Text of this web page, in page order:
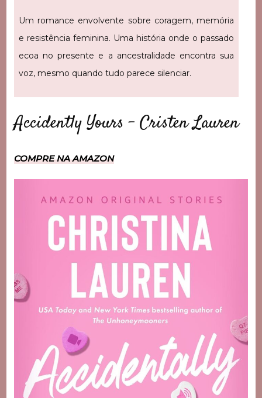
Um romance envolvente sobre coragem, memória
e resistência feminina. Uma história onde o passado
ecoa no presente e a ancestralidade encontra sua
voz, mesmo quando tudo parece silenciar.
Accidently Yours – Cristen Lauren
COMPRE NA AMAZON